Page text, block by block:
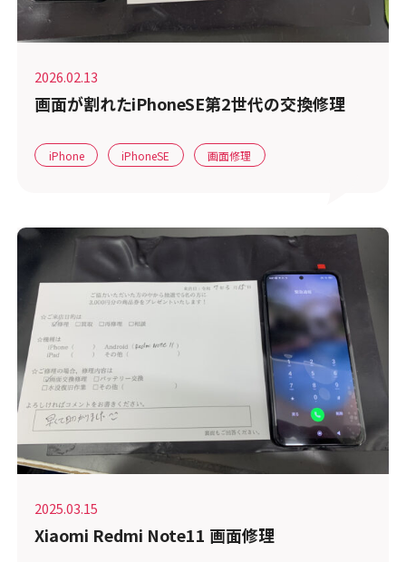
2026.02.13
画面が割れたiPhoneSE第2世代の交換修理
iPhone iPhoneSE 画面修理
2025.03.15
Xiaomi Redmi Note11 画面修理